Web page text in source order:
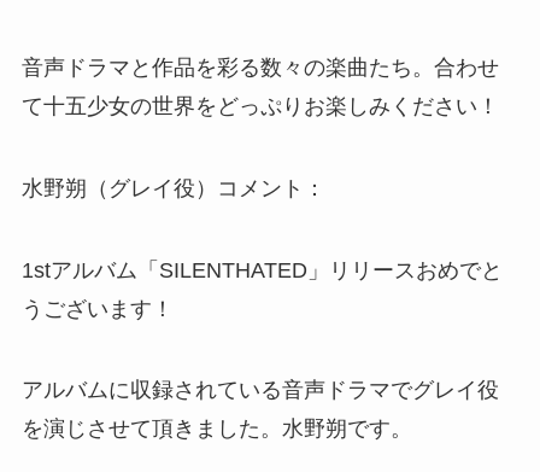
音声ドラマと作品を彩る数々の楽曲たち。合わせ
て十五少女の世界をどっぷりお楽しみください！
水野朔（グレイ役）コメント：
1stアルバム「SILENTHATED」リリースおめでと
うございます！
アルバムに収録されている音声ドラマでグレイ役
を演じさせて頂きました。水野朔です。